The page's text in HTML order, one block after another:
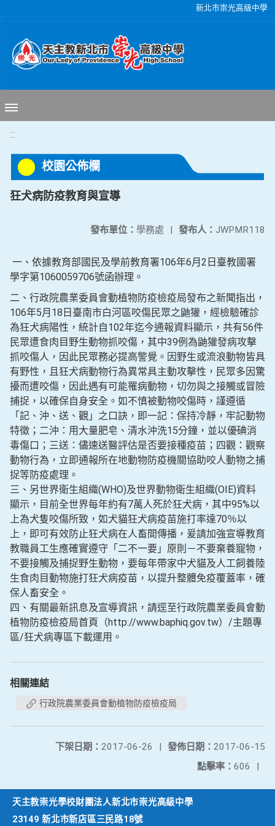
新北市崇光高級中學
:::
校園公佈欄
狂犬病防疫教育與宣導
發布人： JWPMR118
發布單位： 學務處 |
一、依據教育部國民及學前教育署106年6月2日臺教國署
學字第1060059706號函辦理。
二、行政院農業委員會動植物防疫檢疫局發布之新聞指出，
106年5月18日臺南市白河區咬傷民眾之鼬獾，經檢驗確診
為狂犬病陽性，統計自102年迄今通報資料顯示，共有56件
民眾遭食肉目野生動物抓咬傷，其中39例為鼬獾發病攻擊
抓咬傷人，因此民眾務必提高警覺。因野生或流浪動物皆具
有野性，且狂犬病動物行為異常具主動攻擊性，民眾多因驚
擾而遭咬傷，因此遇有可能罹病動物，切勿與之接觸或冒險
捕捉，以確保自身安全。如不慎被動物咬傷時，謹遵循
「記、沖、送、觀」之口訣，即一記：保持冷靜，牢記動物
特徵；二沖：用大量肥皂、清水沖洗15分鐘，並以優碘消
毒傷口；三送：儘速送醫評估是否要接種疫苗；四觀：觀察
動物行為，立即通報所在地動物防疫機關協助咬人動物之捕
捉等防疫處理。
三、另世界衛生組織(WHO)及世界動物衛生組織(OIE)資料
顯示，目前全世界每年約有7萬人死於狂犬病，其中95%以
上為犬隻咬傷所致，如犬貓狂犬病疫苗施打率達70％以
上，即可有效防止狂犬病在人畜間傳播，爰請加強宣導教育
教職員工生應確實遵守「二不一要」原則－不要棄養寵物，
不要接觸及捕捉野生動物，要每年帶家中犬貓及人工飼養陸
生食肉目動物施打狂犬病疫苗，以提升整體免疫覆蓋率，確
保人畜安全。
四、有關最新訊息及宣導資訊，請逕至行政院農業委員會動
植物防疫檢疫局首頁（http://www.baphiq.gov.tw）/主題專
區/狂犬病專區下載運用。
相關連結
行政院農業委員會動植物防疫檢疫局
發佈日期： 2017-06-15
下架日期： 2017-06-26
|
點擊率： 606 |
天主教崇光學校財團法人新北市崇光高級中學
23149 新北市新店區三民路18號